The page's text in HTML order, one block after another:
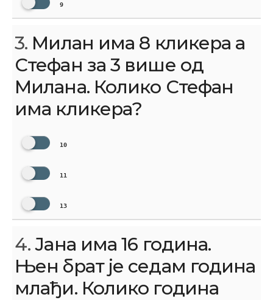
9
3. Милан има 8 кликера а
Стефан за 3 више од
Милана. Колико Стефан
има кликера?
10
11
13
4.Јана има 16 година.
Њен брат је седам година
млађи. Колико година